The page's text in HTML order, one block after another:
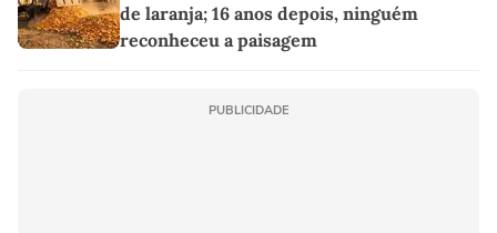
de laranja; 16 anos depois, ninguém
reconheceu a paisagem
PUBLICIDADE